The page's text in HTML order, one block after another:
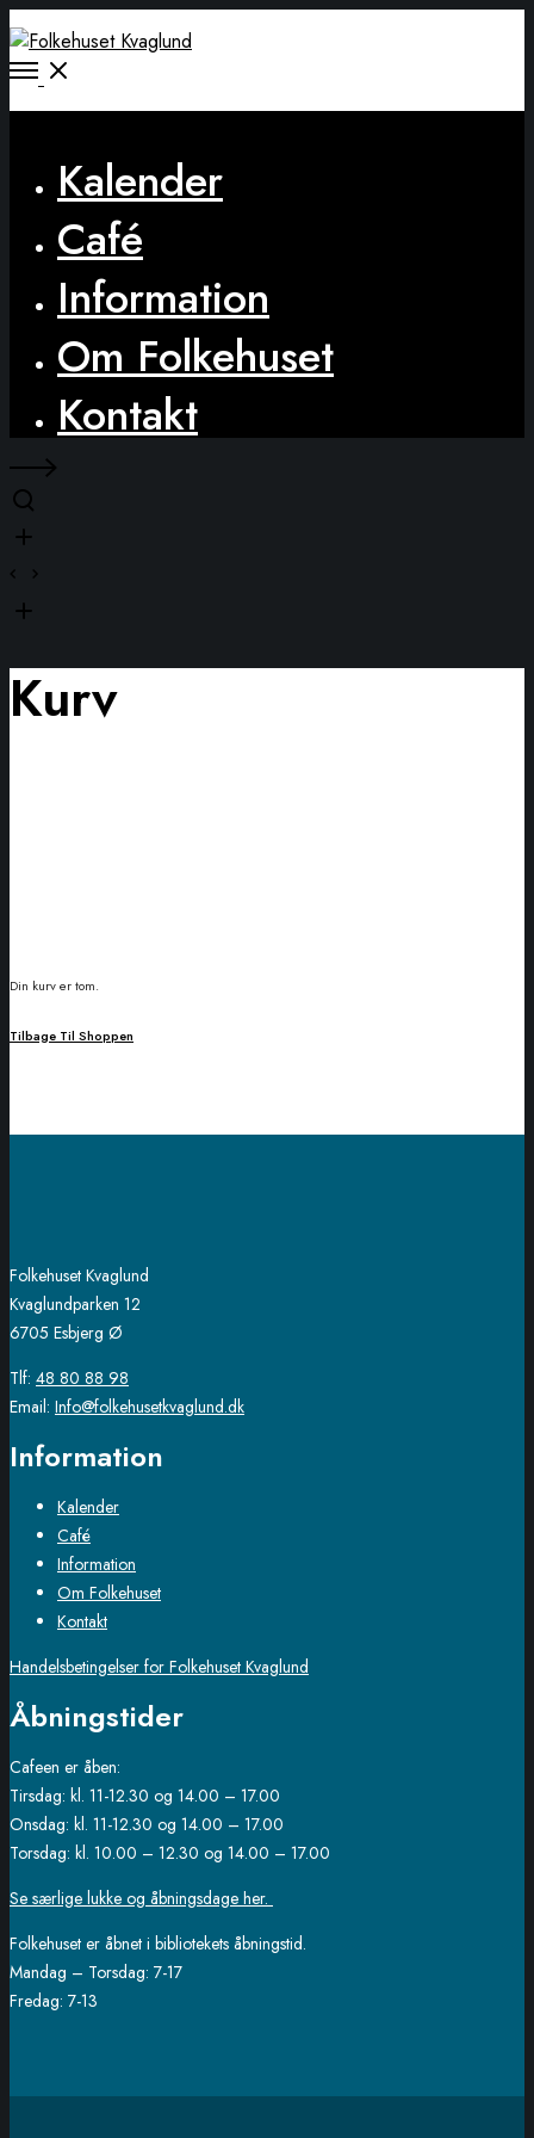
Open
Kalender
Café
Information
Om Folkehuset
Kontakt
Kurv
Din kurv er tom.
Tilbage Til Shoppen
Folkehuset Kvaglund
Kvaglundparken 12
6705 Esbjerg Ø
Tlf: 48 80 88 98
Email: Info@folkehusetkvaglund.dk
Information
Kalender
Café
Information
Om Folkehuset
Kontakt
Handelsbetingelser for Folkehuset Kvaglund
Åbningstider
Cafeen er åben:
Tirsdag: kl. 11-12.30 og 14.00 – 17.00
Onsdag: kl. 11-12.30 og 14.00 – 17.00
Torsdag: kl. 10.00 – 12.30 og 14.00 – 17.00
Se særlige lukke og åbningsdage her.
Folkehuset er åbnet i bibliotekets åbningstid.
Mandag – Torsdag: 7-17
Fredag: 7-13